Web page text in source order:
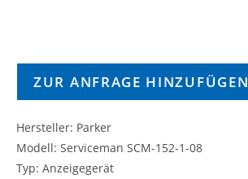
ZUR ANFRAGE HINZUFÜGEN
Hersteller: Parker
Modell: Serviceman SCM-152-1-08
Typ: Anzeigegerät